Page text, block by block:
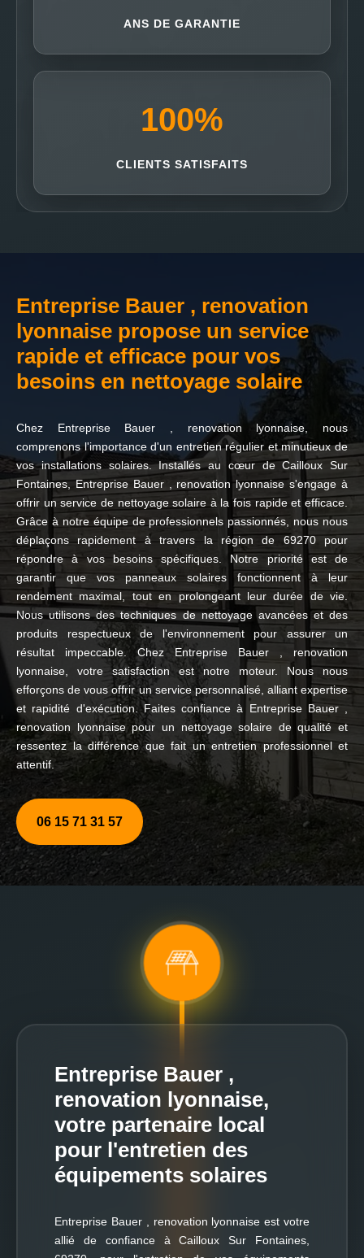
ANS DE GARANTIE
100%
CLIENTS SATISFAITS
Entreprise Bauer , renovation
lyonnaise propose un service
rapide et efficace pour vos
besoins en nettoyage solaire
Chez Entreprise Bauer , renovation lyonnaise, nous
comprenons l'importance d'un entretien régulier et minutieux de
vos installations solaires. Installés au cœur de Cailloux Sur
Fontaines, Entreprise Bauer , renovation lyonnaise s'engage à
offrir un service de nettoyage solaire à la fois rapide et efficace.
Grâce à notre équipe de professionnels passionnés, nous nous
déplaçons rapidement à travers la région de 69270 pour
répondre à vos besoins spécifiques. Notre priorité est de
garantir que vos panneaux solaires fonctionnent à leur
rendement maximal, tout en prolongeant leur durée de vie.
Nous utilisons des techniques de nettoyage avancées et des
produits respectueux de l'environnement pour assurer un
résultat impeccable. Chez Entreprise Bauer , renovation
lyonnaise, votre satisfaction est notre moteur. Nous nous
efforçons de vous offrir un service personnalisé, alliant expertise
et rapidité d'exécution. Faites confiance à Entreprise Bauer ,
renovation lyonnaise pour un nettoyage solaire de qualité et
ressentez la différence que fait un entretien professionnel et
attentif.
06 15 71 31 57
Entreprise Bauer ,
renovation lyonnaise,
votre partenaire local
pour l'entretien des
équipements solaires
Entreprise Bauer , renovation lyonnaise est votre
allié de confiance à Cailloux Sur Fontaines,